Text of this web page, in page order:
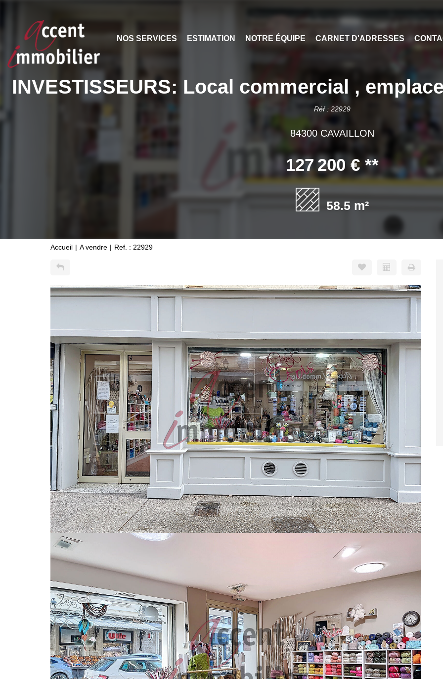
NOS SERVICES ESTIMATION NOTRE ÉQUIPE CARNET D'ADRESSES
INVESTISSEURS: Local commercial ,
Réf : 22929
84300 CAVAILLON
127 200 € **
58.5 m²
Accueil A vendre Ref. : 22929
Local Commercial de 58.50 m2 idéalement placé sur une artère très prisée à Cavaillon.
L'état de ce bien est impeccable. Aucun travaux ne sont à prévoir.
Bail commercial en cours. Rapport assuré.